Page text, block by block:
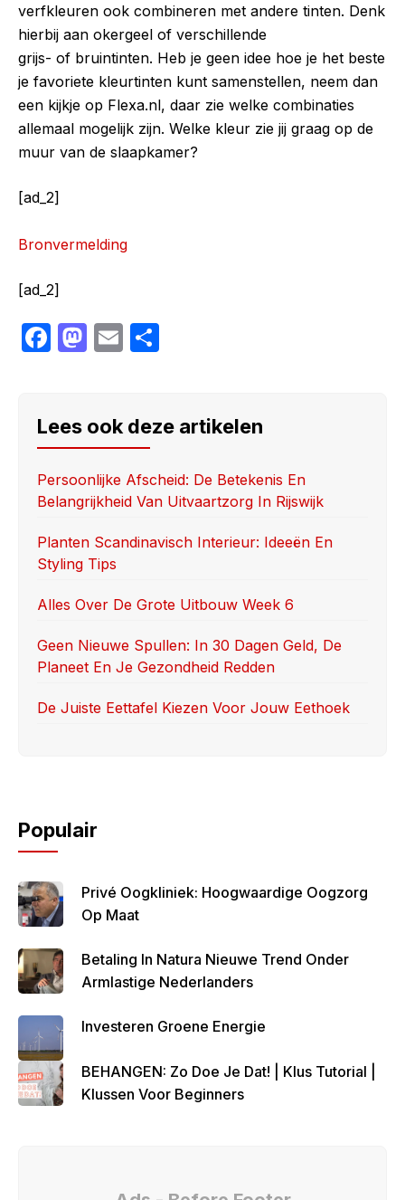
verfkleuren ook combineren met andere tinten. Denk
hierbij aan okergeel of verschillende
grijs- of bruintinten. Heb je geen idee hoe je het beste
je favoriete kleurtinten kunt samenstellen, neem dan
een kijkje op Flexa.nl, daar zie welke combinaties
allemaal mogelijk zijn. Welke kleur zie jij graag op de
muur van de slaapkamer?
[ad_2]
Bronvermelding
[ad_2]
F
e
b
o
o
k
M
o
d
o
n
E
e
Lees ook deze artikelen
Persoonlijke Afscheid: De Betekenis En
Belangrijkheid Van Uitvaartzorg In Rijswijk
Planten Scandinavisch Interieur: Ideeën En
Styling Tips
Alles Over De Grote Uitbouw Week 6
Geen Nieuwe Spullen: In 30 Dagen Geld, De
Planeet En Je Gezondheid Redden
De Juiste Eettafel Kiezen Voor Jouw Eethoek
Populair
Privé Oogkliniek: Hoogwaardige Oogzorg
Op Maat
Betaling In Natura Nieuwe Trend Onder
Armlastige Nederlanders
Investeren Groene Energie
BEHANGEN: Zo Doe Je Dat! | Klus Tutorial |
Klussen Voor Beginners